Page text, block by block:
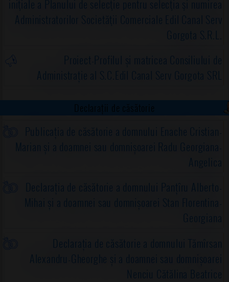
iniţiale a Planului de selecţie pentru selecţia şi numirea
Administratorilor Societăţii Comerciale Edil Canal Serv
Gorgota S.R.L.
Proiect-Profilul și matricea Consiliului de
Administrație al S.C.Edil Canal Serv Gorgota SRL
Declarații de căsătorie
Publicația de căsătorie a domnului Enache Cristian-
Marian și a doamnei sau domnișoarei Radu Georgiana-
Angelica
Declarația de căsătorie a domnului Panțîru Alberto-
Mihai și a doamnei sau domnișoarei Stan Florentina-
Georgiana
Declarația de căsătorie a domnului Tămîrsan
Alexandru-Gheorghe și a doamnei sau domnișoarei
Nenciu Cătălina Beatrice